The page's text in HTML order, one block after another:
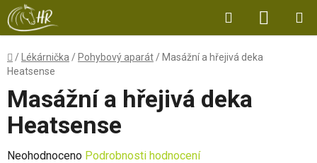
Přejít
na
obsah
Hledat
KOŠÍK
Domů
/ Lékárnička / Pohybový aparát / Masážní a hřejivá deka
Heatsense
Masážní a hřejivá deka
Heatsense
Průměrné
Neohodnoceno Podrobnosti hodnocení